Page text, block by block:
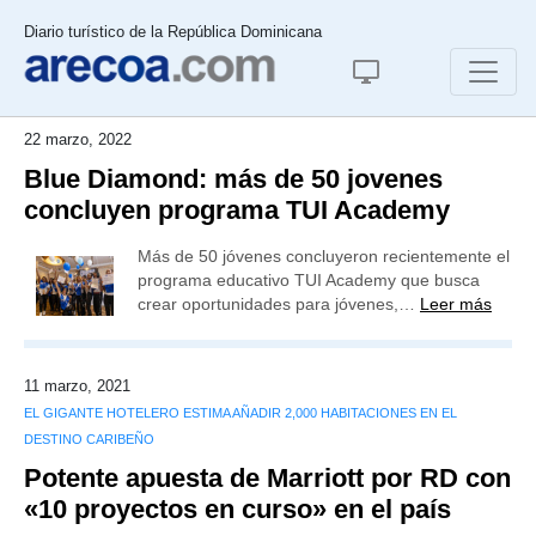
Diario turístico de la República Dominicana
22 marzo, 2022
Blue Diamond: más de 50 jovenes
concluyen programa TUI Academy
Más de 50 jóvenes concluyeron recientemente el
programa educativo TUI Academy que busca
crear oportunidades para jóvenes,… Leer más
11 marzo, 2021
EL GIGANTE HOTELERO ESTIMA AÑADIR 2,000 HABITACIONES EN EL
DESTINO CARIBEÑO
Potente apuesta de Marriott por RD con
«10 proyectos en curso» en el país